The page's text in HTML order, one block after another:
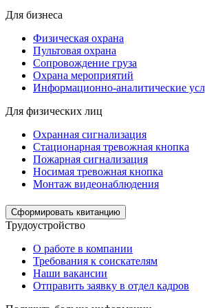
Для бизнеса
Физическая охрана
Пультовая охрана
Сопровождение груза
Охрана мероприятий
Информационно-аналитические
Для физических лиц
Охранная сигнализация
Стационарная тревожная кнопка
Пожарная сигнализация
Носимая тревожная кнопка
Монтаж видеонаблюдения
Сформировать квитанцию
Трудоустройство
О работе в компании
Требования к соискателям
Наши вакансии
Отправить заявку в отдел кадров